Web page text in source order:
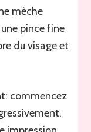
mèche
pince fine
du visage et
commencez